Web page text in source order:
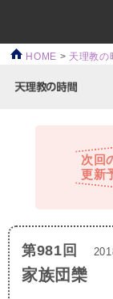
HOME > 天理教の
次回
更新
第981回
家族団欒